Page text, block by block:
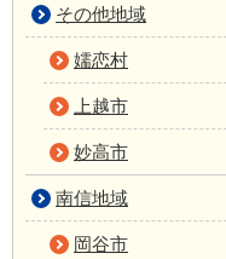
その他地域
嬬恋村
上越市
妙高市
南信地域
岡谷市